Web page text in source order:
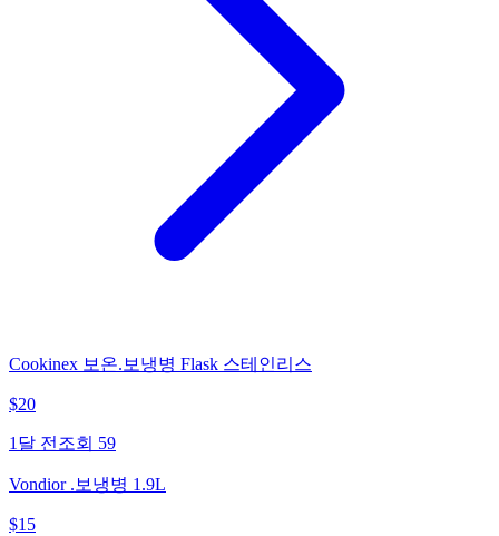
Cookinex 보온.보냉병 Flask 스테인리스
$20
1달 전 조회 59
Vondior .보냉병 1.9L
$15